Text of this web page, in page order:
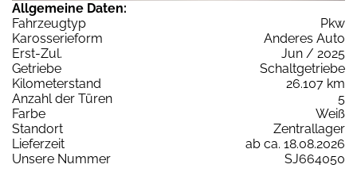
Allgemeine Daten:
Fahrzeugtyp
Pkw
Karosserieform
Anderes Auto
Erst-Zul.
Jun / 2025
Getriebe
Schaltgetriebe
Kilometerstand
26.107 km
Anzahl der Türen
5
Farbe
Weiß
Standort
Zentrallager
Lieferzeit
ab ca. 18.08.2026
Unsere Nummer
SJ664050